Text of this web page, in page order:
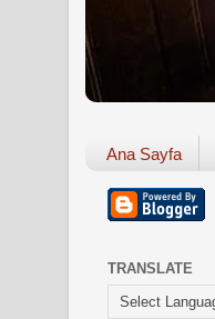
Ana Sayfa
TRANSLATE